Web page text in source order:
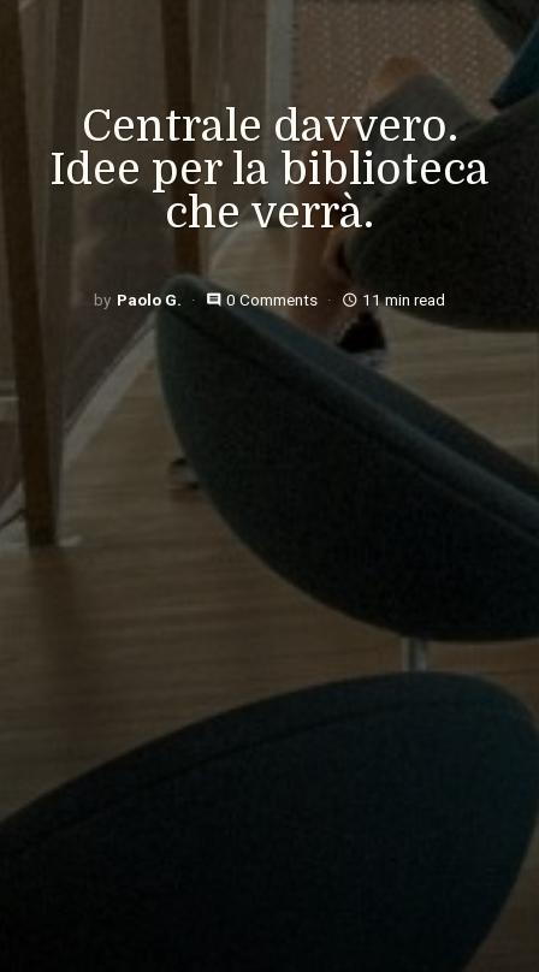
Centrale davvero.
Idee per la biblioteca
che verrà.
Paolo G. comment 0 Comments access_time 11 min read